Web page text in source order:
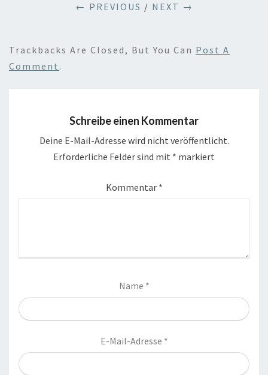
← PREVIOUS / NEXT →
Trackbacks Are Closed, But You Can Post A
Comment .
Schreibe einen Kommentar
Deine E-Mail-Adresse wird nicht veröffentlicht.
Erforderliche Felder sind mit * markiert
Kommentar *
Name *
E-Mail-Adresse *